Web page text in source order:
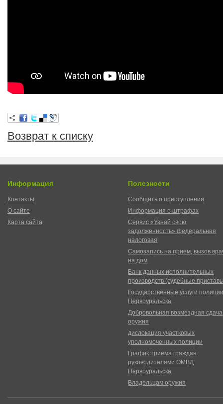
Возврат к списку
Информация
Контакты
О сайте
Карта сайта
Полезности
Сообщить о преступлении
Информация о штрафах
Сервис «Узнай свою
задолженность» федеральная
налоговая
Самозапись на прием, вызов
на дом
Банк данных исполнительных
производств (судебные
Государственные услуги
Первоуральска
Добровольная возмездная сдача
оружия
дислокация участковых
уполномоченных полиции
График приема граждан
руководителями ОМВД
Первоуральска
Владельцам оружия